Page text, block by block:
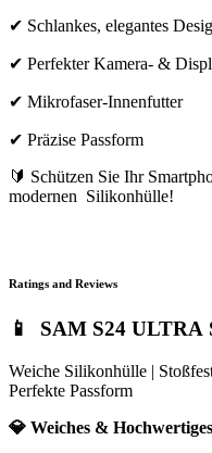
✔ Schlankes, elegantes
✔ Perfekter Kamera- &
✔ Mikrofaser-Innenfutter
✔ Präzise Passform
🔰 Schützen Sie Ihr
modernen Silikonhülle!
Ratings and Reviews
📱 SAM S24 ULTRA
Weiche Silikonhülle |
Perfekte Passform
💎 Weiches &